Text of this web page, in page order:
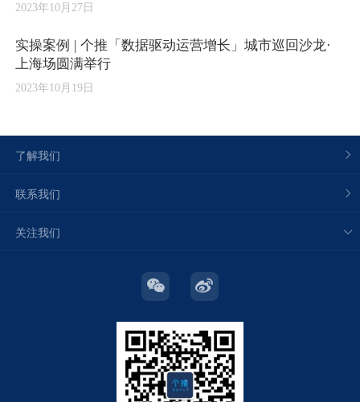
2023年10月27日
实操案例 | 个推「数据驱动运营增长」城市巡回沙龙·
上海场圆满举行
2023年10月19日
了解我们
联系我们
关注我们